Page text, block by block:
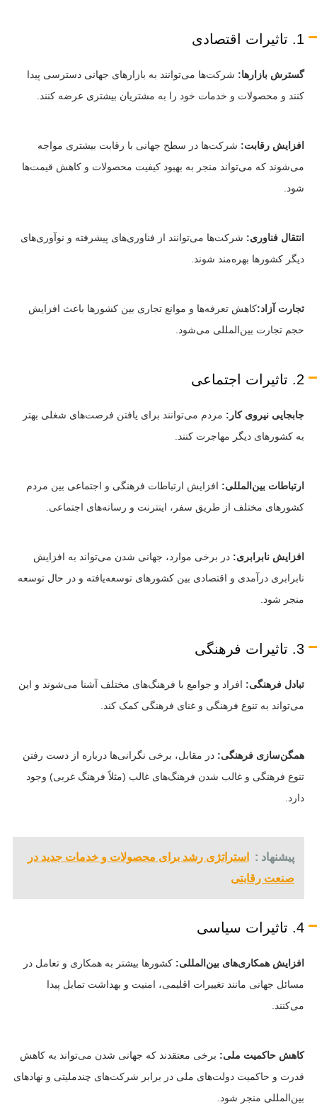
1. تاثیرات اقتصادی
گسترش بازارها: شرکت‌ها می‌توانند به بازارهای جهانی دسترسی پیدا
کنند و محصولات و خدمات خود را به مشتریان بیشتری عرضه کنند.
افزایش رقابت: شرکت‌ها در سطح جهانی با رقابت بیشتری مواجه
می‌شوند که می‌تواند منجر به بهبود کیفیت محصولات و کاهش قیمت‌ها
شود.
انتقال فناوری: شرکت‌ها می‌توانند از فناوری‌های پیشرفته و نوآوری‌های
دیگر کشورها بهره‌مند شوند.
تجارت آزاد:کاهش تعرفه‌ها و موانع تجاری بین کشورها باعث افزایش
حجم تجارت بین‌المللی می‌شود.
2. تاثیرات اجتماعی
جابجایی نیروی کار: مردم می‌توانند برای یافتن فرصت‌های شغلی بهتر
به کشورهای دیگر مهاجرت کنند.
ارتباطات بین‌المللی: افزایش ارتباطات فرهنگی و اجتماعی بین مردم
کشورهای مختلف از طریق سفر، اینترنت و رسانه‌های اجتماعی.
افزایش نابرابری: در برخی موارد، جهانی شدن می‌تواند به افزایش
نابرابری درآمدی و اقتصادی بین کشورهای توسعه‌یافته و در حال توسعه
منجر شود.
3. تاثیرات فرهنگی
تبادل فرهنگی: افراد و جوامع با فرهنگ‌های مختلف آشنا می‌شوند و این
می‌تواند به تنوع فرهنگی و غنای فرهنگی کمک کند.
همگن‌سازی فرهنگی: در مقابل، برخی نگرانی‌ها درباره از دست رفتن
تنوع فرهنگی و غالب شدن فرهنگ‌های غالب (مثلاً فرهنگ غربی) وجود
دارد.
پیشنهاد :
استراتژی رشد برای محصولات و خدمات جدید در
صنعت رقابتی
4. تاثیرات سیاسی
افزایش همکاری‌های بین‌المللی: کشورها بیشتر به همکاری و تعامل در
مسائل جهانی مانند تغییرات اقلیمی، امنیت و بهداشت تمایل پیدا
می‌کنند.
کاهش حاکمیت ملی: برخی معتقدند که جهانی شدن می‌تواند به کاهش
قدرت و حاکمیت دولت‌های ملی در برابر شرکت‌های چندملیتی و نهادهای
بین‌المللی منجر شود.